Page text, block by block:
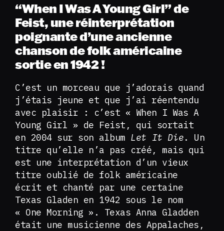
“When I Was A Young Girl” de
Feist, une réinterprétation
poignante d’une ancienne
chanson de folk américaine
sortie en 1942 !
C’est un morceau que j’adorais quand
j’étais jeune et que j’ai réentendu
avec plaisir : c’est « When I Was A
Young Girl » de Feist, qui sortait
en 2004 sur son album Let It Die. Un
titre qu’elle n’a pas créé, mais qui
est une interprétation d’un vieux
titre oublié de folk américaine
écrit et chanté par une certaine
Texas Gladen en 1942 sous le nom
« One Morning ». Texas Anna Gladden
était une musicienne des Appalaches,